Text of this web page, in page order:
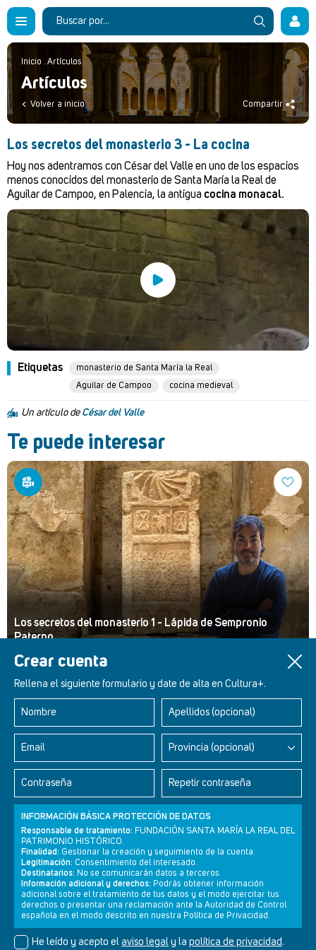
Crear cuenta
Rellena el siguiente formulario y date de alta en Cultura+.
Nombre Apellidos (opcional)
Email Provincia (opcional)
Contraseña Repetir contraseña
INFORMACIÓN BÁSICA PROTECCIÓN DE DATOS
Responsable de tratamiento: FUNDACIÓN SANTA MARÍA LA REAL DEL
PATRIMONIO HISTÓRICO.
Finalidad: Gestionar la creación y seguimiento de la cuenta.
Legitimación: Consentimiento del interesado.
Destinatarios: No se comunicarán datos a terceros.
Información adicional y derechos: Podrás obtener información
adicional sobre el tratamiento de tus datos y el modo ejercitar tus
derechos o presentar una reclamación ante la Autoridad de Control
española en el modo descrito en nuestra Política de Privacidad.
He leído y acepto el aviso legal y la política de privacidad.
Inicio . Artículos
Artículos
Volver a inicio Compartir
Los secretos del monasterio 3 - La cocina
Hoy nos adentramos con César del Valle en uno de los espacios
menos conocidos del monasterio de Santa María la Real de
Aguilar de Campoo, en Palencia, la antigua cocina monacal.
Etiquetas
monasterio de Santa María la Real
Aguilar de Campoo
cocina medieval
Un artículo de César del Valle
Te puede interesar
Los secretos del monasterio 1 - Lápida de Sempronio
Paterno
Retablos Renacentistas Este de León
Newsletter Aviso legal Política de privacidad Política de cookies